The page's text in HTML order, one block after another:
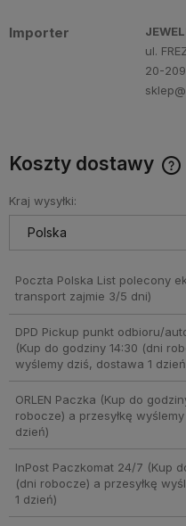
Importer
ul.
20-
Koszty dostawy
Kraj wysyłki:
Poczta Polska List polecony
transport zajmie 3/5 dni)
DPD Pickup punkt odbioru/
(Kup do godziny 14:30 (dni
wyślemy dziś, dostawa 1
ORLEN Paczka (Kup do
robocze) a przesyłkę
dzień)
InPost Paczkomat 24/7 (Kup
(dni robocze) a przesyłkę
1 dzień)